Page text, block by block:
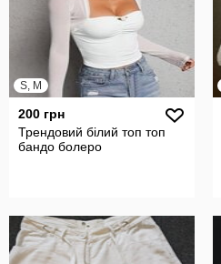
S, M
200 грн
Трендовий білий топ топ
бандо болеро